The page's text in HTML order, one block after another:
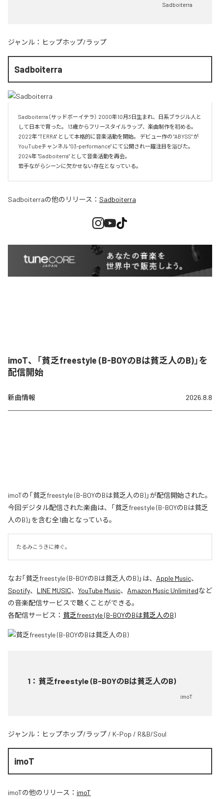
Sadboiterra
ジャンル： ヒップホップ/ラップ
Sadboiterra
Sadboiterra（サッドボーイテラ） 2000年10月3日生まれ、日系ブラジル人と
して日本で育った。 13歳からフリースタイルラップ、楽曲制作を初める。
2022年 "TERRA" として本格的に音楽活動を開始。 デビュー作の "ABYSS" が
YouTubeチャンネル "03-performance" にて公開され一躍注目を浴びた。
2024年 "Sadboiterra" として音楽活動を再会。
若手ながらシーンに欠かせない存在となっている。
Sadboiterraの他のリリース： Sadboiterra
imoT、「貧乏freestyle (B-BOYのBは貧乏人のB)」を
配信開始
新曲情報 2026.8.8
imoTの「貧乏freestyle (B-BOYのBは貧乏人のB)」が配信開始された。
今回デジタル配信された楽曲は、「貧乏freestyle (B-BOYのBは貧乏
人のB)」を含む全1曲となっている。
たるみこうきに捧ぐ。
なお「貧乏freestyle (B-BOYのBは貧乏人のB)」は、 Apple Music、
Spotify、 LINE MUSIC、 YouTube Music、 Amazon Music Unlimitedなど
の音楽配信サービスで聴くことができる。
各配信サービス： 貧乏freestyle (B-BOYのBは貧乏人のB)
1 ： 貧乏freestyle (B-BOYのBは貧乏人のB)
imoT
ジャンル： ヒップホップ/ラップ / K-Pop / R&B/Soul
imoT
imoTの他のリリース： imoT